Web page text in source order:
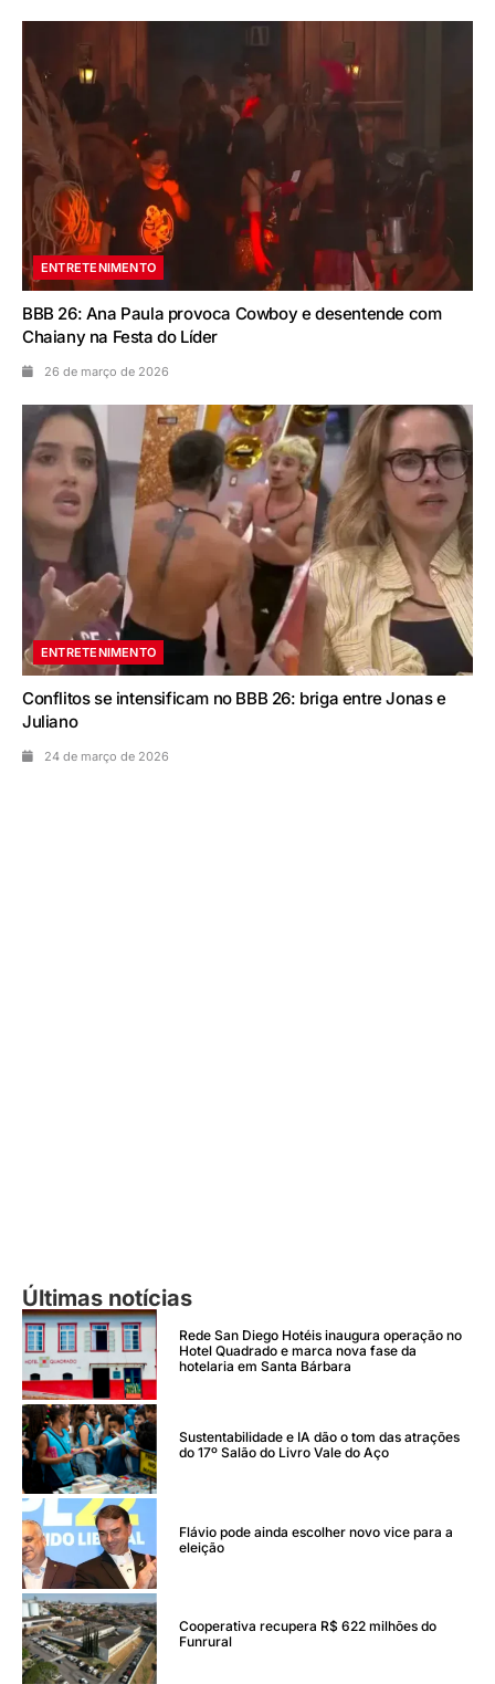
ENTRETENIMENTO
BBB 26: Ana Paula provoca Cowboy e desentende com
Chaiany na Festa do Líder
26 de março de 2026
ENTRETENIMENTO
Conflitos se intensificam no BBB 26: briga entre Jonas e
Juliano
24 de março de 2026
Últimas notícias
Rede San Diego Hotéis inaugura operação no
Hotel Quadrado e marca nova fase da
hotelaria em Santa Bárbara
Sustentabilidade e IA dão o tom das atrações
do 17º Salão do Livro Vale do Aço
Flávio pode ainda escolher novo vice para a
eleição
Cooperativa recupera R$ 622 milhões do
Funrural